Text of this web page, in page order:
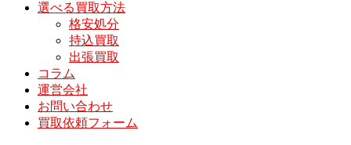
選べる買取方法
格安処分
持込買取
出張買取
コラム
運営会社
お問い合わせ
買取依頼フォーム